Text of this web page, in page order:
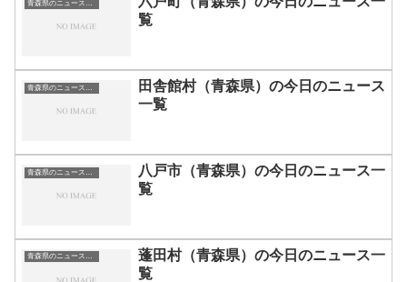
覧
田舎館村（青森県）の今日のニュース
一覧
八戸市（青森県）の今日のニュース一
覧
青森県のニュース一覧
蓬田村（青森県）の今日のニュース一
覧